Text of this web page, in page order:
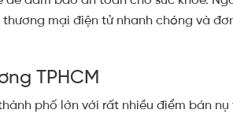
mại điện tử nhanh chóng và
TPHCM
phố lớn với rất nhiều điểm bán